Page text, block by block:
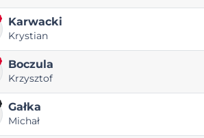
Karwacki
Krystian
Boczula
Krzysztof
Gałka
Michał